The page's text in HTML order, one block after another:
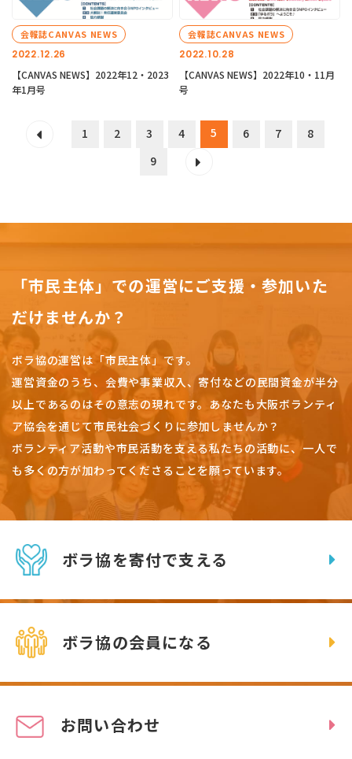
2022.12.26
会報誌CANVAS NEWS
【CANVAS NEWS】2022年12・2023
年1月号
2022.10.28
会報誌CANVAS NEWS
【CANVAS NEWS】2022年10・11月
号
1 2 3 4 5 6 7
8
9
「市民主体」での運営にご支援・参加いた
だけませんか？
ボラ協の運営は「市民主体」です。
運営資金のうち、会費や事業収入、寄付などの民間資金が半分
以上であるのはその意志の現れです。 あなたも大阪ボランティ
ア協会を通じて市民社会づくりに参加しませんか？
ボランティア活動や市民活動を支える私たちの活動に、一人で
も多くの方が加わってくださることを願っています。
ボラ協を寄付で支える
ボラ協の会員になる
お問い合わせ